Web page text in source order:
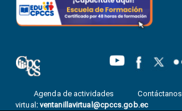
Agenda de actividades Contáctanos
virtual : ventanillavirtual@cpccs.gob.ec